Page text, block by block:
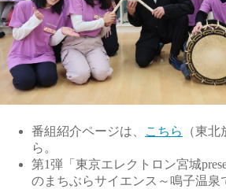
番組紹介ページは、 こちら
（東
ら。
第1弾「東京エレクトロン宮城
のまちぶらサイエンス～鳴子温泉